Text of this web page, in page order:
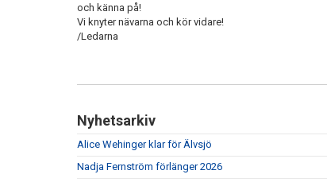
och känna på!
Vi knyter nävarna och kör vidare!
/Ledarna
Nyhetsarkiv
Alice Wehinger klar för Älvsjö
Nadja Fernström förlänger 2026